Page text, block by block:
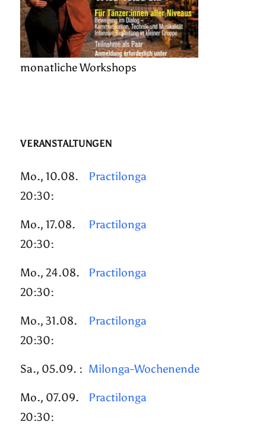
monatliche Workshops
VERANSTALTUNGEN
Mo., 10.08.
20:30:
Practilonga
Mo., 17.08.
20:30:
Practilonga
Mo., 24.08.
20:30:
Practilonga
Mo., 31.08.
20:30:
Practilonga
Sa., 05.09. : Milonga-Wochenende
Mo., 07.09.
20:30:
Practilonga